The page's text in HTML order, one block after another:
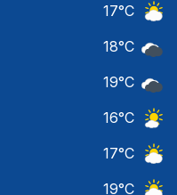
17°C
18°C
19°C
16°C
17°C
19°C